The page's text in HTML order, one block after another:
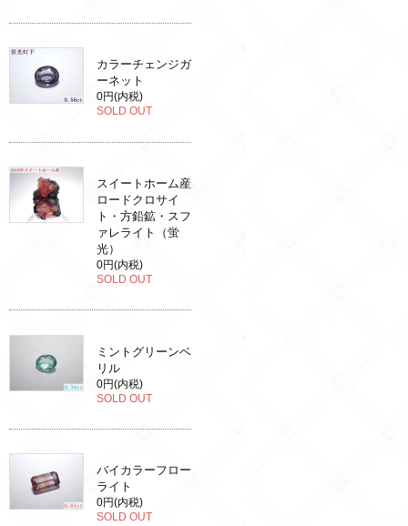
カラーチェンジガ
ーネット
0円(内税)
SOLD OUT
スイートホーム産
ロードクロサイ
ト・方鉛鉱・スフ
ァレライト（蛍
光）
0円(内税)
SOLD OUT
ミントグリーンベ
リル
0円(内税)
SOLD OUT
バイカラーフロー
ライト
0円(内税)
SOLD OUT